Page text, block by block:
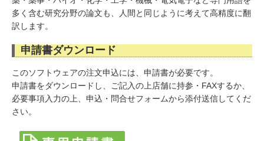
多く含む研究分野の論文も、人間と同じように考えて高精度に翻
訳します。
申請書ダウンロード
このソフトウェアの注文申込には、申請書が必要です。
申請書をダウンロードし、ご記入の上店舗に持参・FAXするか、
必要事項入力の上、申込・問合せフォームから添付送信してくだ
さい。